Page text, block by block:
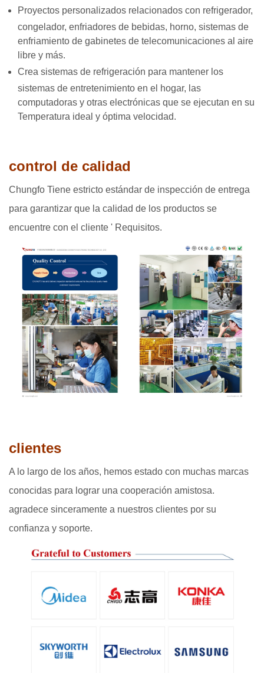
Proyectos personalizados relacionados con refrigerador,
congelador, enfriadores de bebidas, horno, sistemas de
enfriamiento de gabinetes de telecomunicaciones al aire
libre y más.
Crea sistemas de refrigeración para mantener los
sistemas de entretenimiento en el hogar, las
computadoras y otras electrónicas que se ejecutan en su
Temperatura ideal y óptima velocidad.
control de calidad
Chungfo Tiene estricto estándar de inspección de entrega
para garantizar que la calidad de los productos se
encuentre con el cliente ' Requisitos.
clientes
A lo largo de los años, hemos estado con muchas marcas
conocidas para lograr una cooperación amistosa.
agradece sinceramente a nuestros clientes por su
confianza y soporte.